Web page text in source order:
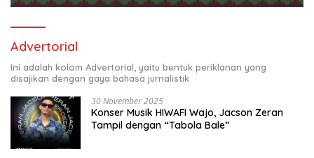
Advertorial
Ini adalah kolom Advertorial, yaitu bentuk periklanan yang
disajikan dengan gaya bahasa jurnalistik
30 November 2025
Konser Musik HIWAFI Wajo, Jacson Zeran
Tampil dengan “Tabola Bale”